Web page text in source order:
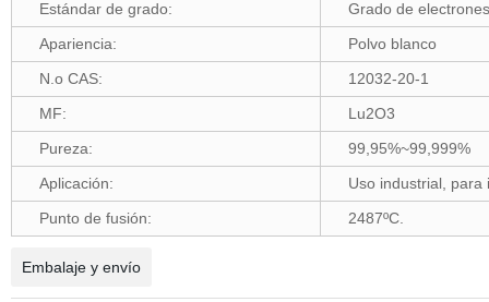
Estándar de grado:
Grado de
Apariencia:
Polvo blanco
N.o CAS:
12032-20-1
MF:
Lu2O3
Pureza:
99,95%~99,999%
Aplicación:
Uso industrial, para
Punto de fusión:
2487ºC.
Embalaje y envío